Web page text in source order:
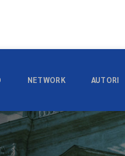
NETWORK AUTORI